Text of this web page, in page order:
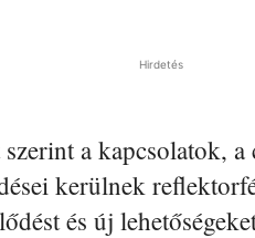
Hirdetés
a kapcsolatok, a
kerülnek
és új